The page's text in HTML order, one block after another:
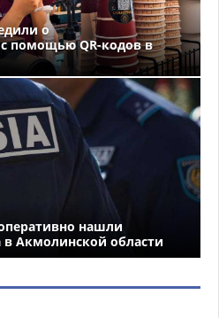
о
помощью QR-кодов в
нашли
Акмолинской области